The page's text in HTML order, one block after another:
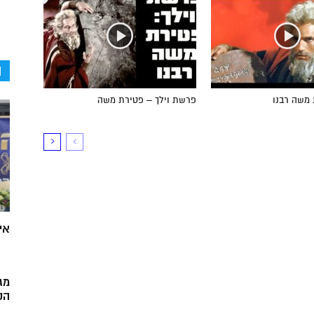
פרשת וילך – פטירת משה משה רבנו